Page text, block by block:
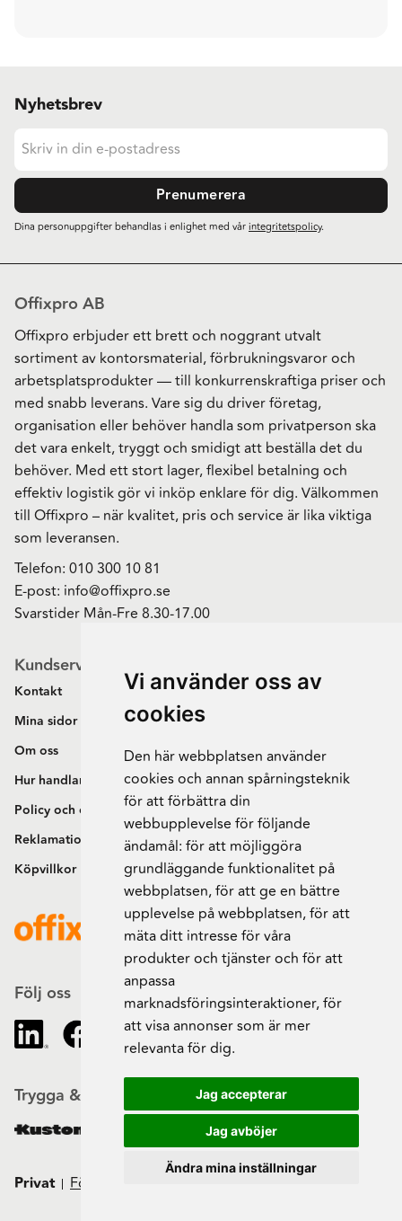
Vi använder oss av
cookies
Den här webbplatsen använder
cookies och annan spårningsteknik
för att förbättra din
webbupplevelse för följande
ändamål: för att möjliggöra
grundläggande funktionalitet på
webbplatsen,för att ge en bättre
upplevelse på webbplatsen,för att
mäta ditt intresse för våra
produkter och tjänster och för att
anpassa
marknadsföringsinteraktioner,för
att visa annonser som är mer
relevanta för dig.
Jag accepterar
Jag avböjer
Ändra mina inställningar
Nyhetsbrev
Prenumerera
Dina personuppgifter behandlas i enlighet med vårintegritetspolicy.
Offixpro AB
Offixpro erbjuder ett brett och noggrant utvalt
sortiment av kontorsmaterial, förbrukningsvaror och
arbetsplatsprodukter — till konkurrenskraftiga priser och
med snabb leverans. Vare sig du driver företag,
organisation eller behöver handla som privatperson ska
det vara enkelt, tryggt och smidigt att beställa det du
behöver. Med ett stort lager, flexibel betalning och
effektiv logistik gör vi inköp enklare för dig. Välkommen
till Offixpro – när kvalitet, pris och service är lika viktiga
som leveransen.
Telefon: 010 300 10 81
E-post: info@offixpro.se
Svarstider Mån-Fre 8.30-17.00
Kundservice
Kontakt
Mina sidor
Om oss
Hur handlar jag?
Policy och cookies
Reklamation och retur
Köpvillkor
Följ oss
Trygga & säkra beställningar
Privat Företag